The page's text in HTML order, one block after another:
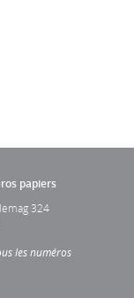
papiers
324
les numéros